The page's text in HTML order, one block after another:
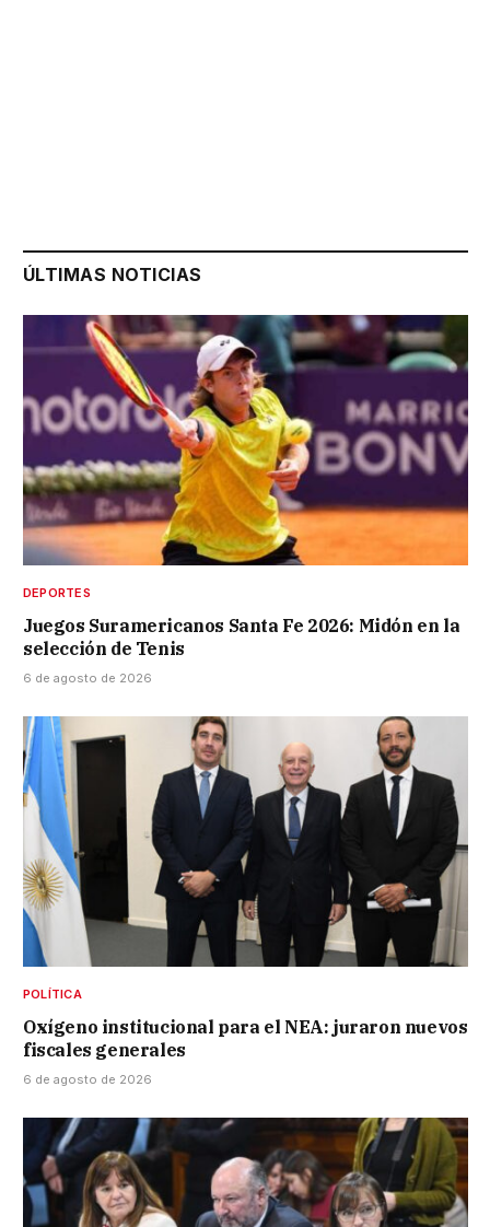
ÚLTIMAS NOTICIAS
DEPORTES
Juegos Suramericanos Santa Fe 2026: Midón en la
selección de Tenis
6 de agosto de 2026
POLÍTICA
Oxígeno institucional para el NEA: juraron nuevos
fiscales generales
6 de agosto de 2026